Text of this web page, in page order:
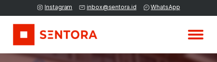
Instagram inbox@sentora.id WhatsApp